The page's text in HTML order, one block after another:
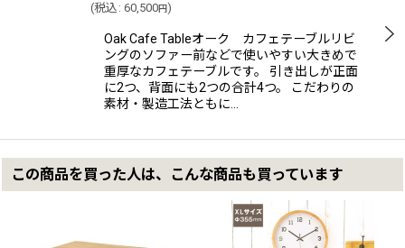
(税込 : 60,500円)
Oak Cafe Tableオーク カフェテーブルリビ
ングのソファー前などで使いやすい大きめで
重厚なカフェテーブルです。 引き出しが正面
に2つ、背面にも2つの合計4つ。 こだわりの
素材・製造工法ともに…
この商品を買った人は、こんな商品も買っています